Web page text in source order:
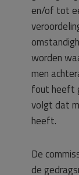
en/of tot
worden
men
fout heeft
volgt dat
heeft.
De
de